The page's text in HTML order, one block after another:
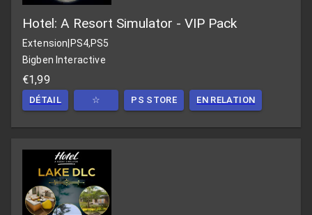
Hotel: A Resort Simulator - VIP Pack
Extension|PS4,PS5
Bigben Interactive
€1,99
DÉTAIL ☆ PS STORE EN RELATION